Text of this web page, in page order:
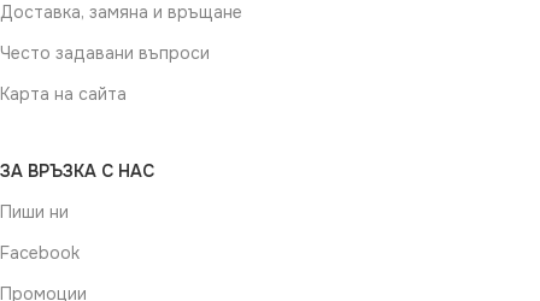
Доставка, замяна и връщане
Често задавани въпроси
Карта на сайта
ЗА ВРЪЗКА С НАС
Пиши ни
Facebook
Промоции